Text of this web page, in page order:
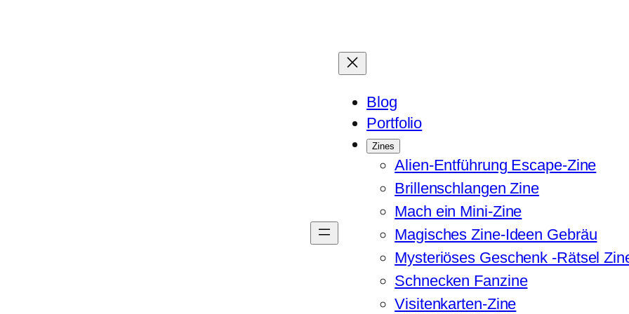
Blog
Portfolio
Zines
Alien-Entführung Escape-Zine
Brillenschlangen Zine
Mach ein Mini-Zine
Magisches Zine-Ideen Gebräu
Mysteriöses Geschenk -Rätsel
Schnecken Fanzine
Visitenkarten-Zine